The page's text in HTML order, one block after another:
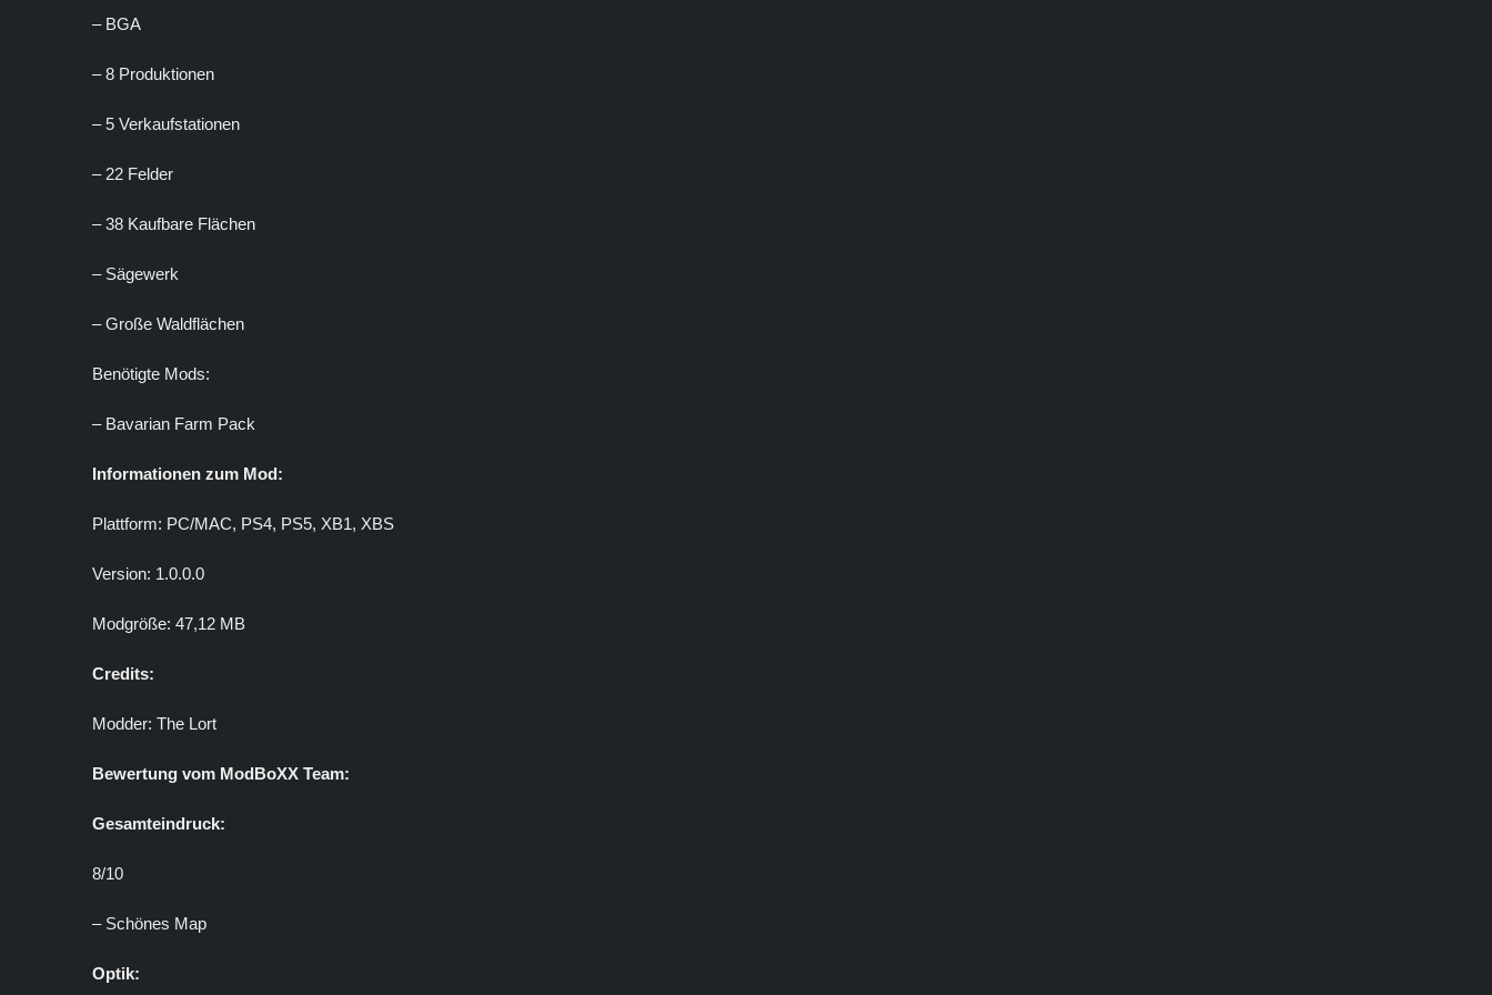
– BGA
– 8 Produktionen
– 5 Verkaufstationen
– 22 Felder
– 38 Kaufbare Flächen
– Sägewerk
– Große Waldflächen
Benötigte Mods:
– Bavarian Farm Pack
Informationen zum Mod:
Plattform: PC/MAC, PS4, PS5, XB1, XBS
Version: 1.0.0.0
Modgröße: 47,12 MB
Credits:
Modder: The Lort
Bewertung vom ModBoXX Team:
Gesamteindruck:
8/10
– Schönes Map
Optik: